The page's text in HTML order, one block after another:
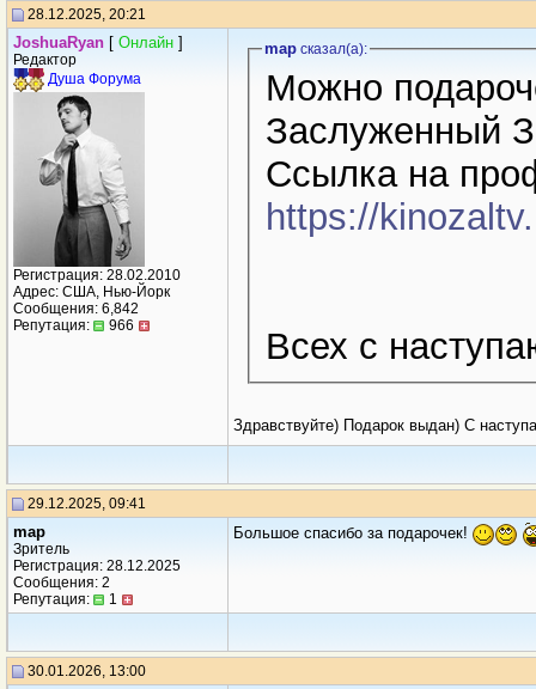
28.12.2025, 20:21
JoshuaRyan [ Онлайн ]
Редактор
Душа Форума
Регистрация: 28.02.2010
Адрес: США, Нью-Йорк
Сообщения: 6,842
Репутация:
966
mapсказал(a):
Можно подарочек к новому году в
Заслуженный
Ссылка на
https://
Всех с
Здравствуйте) Подарок выдан) С
29.12.2025, 09:41
map
Зритель
Регистрация: 28.12.2025
Сообщения: 2
Репутация:
1
Большое спасибо за подарочек!
30.01.2026, 13:00